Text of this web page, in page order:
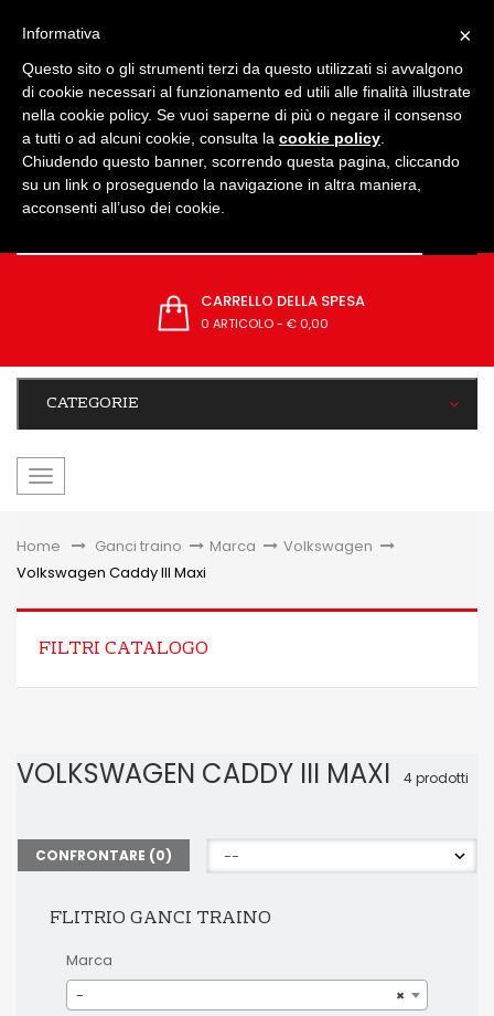
CARRELLO DELLA SPESA
0 ARTICOLO- € 0,00
CATEGORIE
navigazione
Home &gt;Ganci traino > Marca > Volkswagen >
Volkswagen Caddy III Maxi
FILTRI CATALOGO
VOLKSWAGEN CADDY III MAXI 4 prodotti
CONFRONTARE (0)
FLITRIO GANCI TRAINO
Marca
×
-
×
Informativa
Questo sito o gli strumenti terzi da questo utilizzati si avvalgono
di cookie necessari al funzionamento ed utili alle finalità illustrate
nella cookie policy. Se vuoi saperne di più o negare il consenso
a tutti o ad alcuni cookie, consulta la cookie policy
Chiudendo questo banner, scorrendo questa pagina, cliccando
su un link o proseguendo la navigazione in altra maniera,
acconsenti all’uso dei cookie.